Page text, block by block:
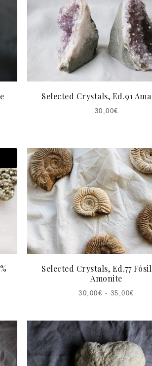
Selected Crystals, Ed.91
30,00€
Selected Crystals, Ed.77
Amonite
30,00€ - 35,00€